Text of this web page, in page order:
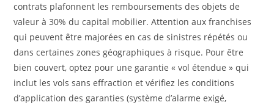
contrats plafonnent les remboursements des objets de
valeur à 30% du capital mobilier. Attention aux franchises
qui peuvent être majorées en cas de sinistres répétés ou
dans certaines zones géographiques à risque. Pour être
bien couvert, optez pour une garantie « vol étendue » qui
inclut les vols sans effraction et vérifiez les conditions
d’application des garanties (système d’alarme exigé,